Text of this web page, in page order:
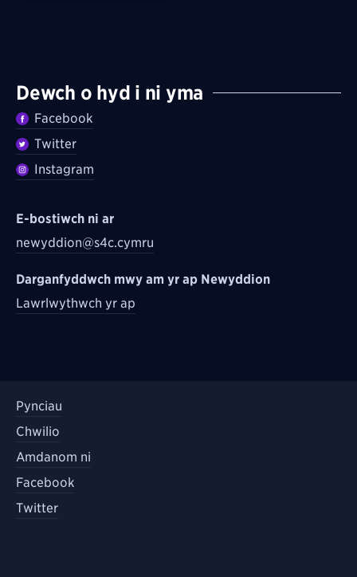
Dewch o hyd i ni yma
Facebook
Twitter
Instagram
E-bostiwch ni ar
newyddion@s4c.cymru
Darganfyddwch mwy am yr ap Newyddion
Lawrlwythwch yr ap
Pynciau
Chwilio
Amdanom ni
Facebook
Twitter